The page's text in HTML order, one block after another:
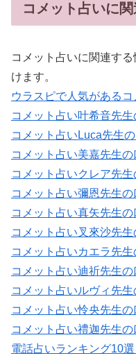
コメット占いに
コメット占いに関連す
けます。
ウラスピで人気がある
コメット占い叶希音先
コメット占いLuca先生
コメット占い美嘉先生
コメット占いクレア先
コメット占い彌恩先生
コメット占い真矢先生
コメット占い叉來沙先
コメット占いカエラ先
コメット占い迪祈先生
コメット占いルヴィ先
コメット占い怜央先生
コメット占い禮迦先生
電話占いランキング10